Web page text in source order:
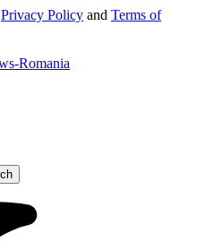
Privacy Policy and Terms of